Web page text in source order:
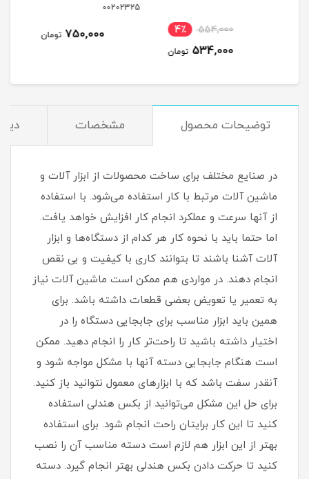
554,000 4٪
534,000 تومان
00202325
750,000 تومان
توضیحات محصول مشخصات
در صنایع مختلف برای ساخت محصولات از ابزار آلات و
ماشین آلات مرتبط با کار استفاده می‌شود. با استفاده
از آنها سرعت و عملکرد انجام کار افزایش خواهد یافت.
اما حتما باید با نحوه کار هر کدام از دستگاه‌ها و ابزار
آلات آشنا باشند تا بتوانند کاری با کیفیت و بی نقص
انجام دهند. در مواردی هم ممکن است ماشین آلات نیاز
به تعمیر یا تعویض بعضی قطعات داشته باشد. برای
همین باید ابزار مناسب برای جابجایی دستگاه را در
اختیار داشته باشید تا راحت‌تر کار را انجام دهید. ممکن
است هنگام جابجایی دسته آنها با مشکل مواجه شود و
آنقدر سفت باشد که با ابزارهای معمول نتوانید باز کنید.
برای حل این مشکل می‌توانید از بکس هندلی استفاده
کنید تا این کار برایتان راحت انجام شود. برای استفاده
بهتر از این ابزار هم لازم است دسته مناسب آن را نصب
کنید تا حرکت دادن بکس هندلی بهتر انجام گیرد. دسته